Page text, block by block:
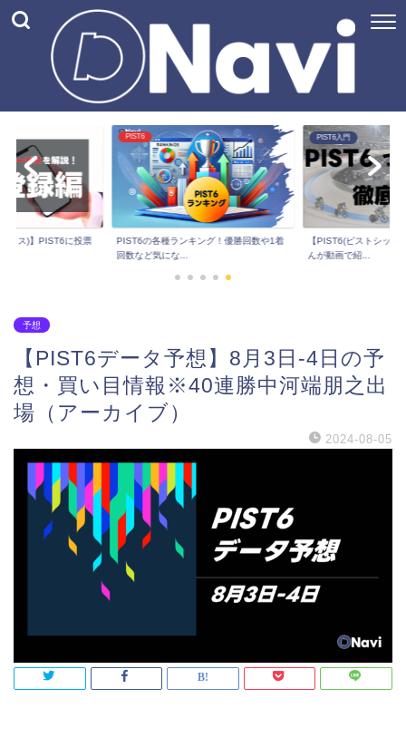
ング！優勝回数や1着
PIST6入門
【PIST6(ピストシックス)解説】ヒカルさ
んが動画で紹...
予想
【PIST6データ予想】
想・買い...
予想
【PIST6データ予想】8月3日-4日の予
想・買い目情報※40連勝中河端朋之出
場（アーカイブ）
2024-08-05